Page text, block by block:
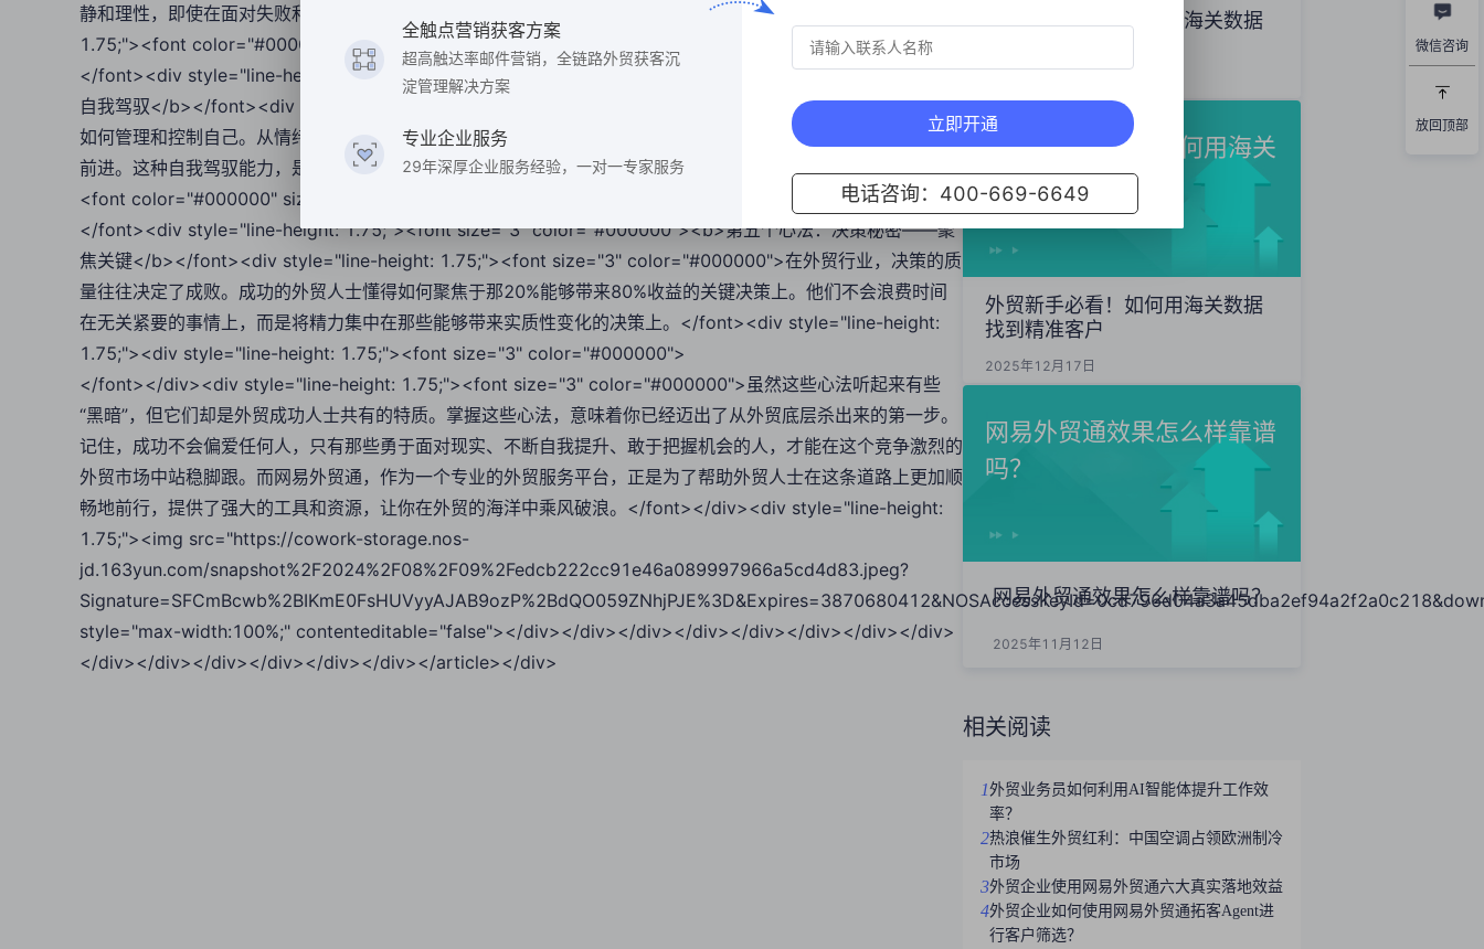
静和理性，即使在面对失败和挫折时也能迅速调整状态，继续前进。</font></div><div style="line-height:
1.75;"><font color="#000000" size="3">
</font><div style="line-height: 1.75;"><font size="3" color="#000000"><b>第四个心法：管理和控制——
自我驾驭</b></font><div style="line-height: 1.75;"><font size="3" color="#000000">成功的外贸人士懂得
如何管理和控制自己。从情绪的管理到人生的规划，他们能够有效地驾驭自己的行为，确保自己始终朝着既定目标
前进。这种自我驾驭能力，是从底层突围到达顶尖的关键。</font></div><div style="line-height: 1.75;">
<font color="#000000" size="3">
</font><div style="line-height: 1.75;"><font size="3" color="#000000"><b>第五个心法：决策秘密——聚
焦关键</b></font><div style="line-height: 1.75;"><font size="3" color="#000000">在外贸行业，决策的质
量往往决定了成败。成功的外贸人士懂得如何聚焦于那20%能够带来80%收益的关键决策上。他们不会浪费时间
在无关紧要的事情上，而是将精力集中在那些能够带来实质性变化的决策上。</font><div style="line-height:
1.75;"><div style="line-height: 1.75;"><font size="3" color="#000000">
</font></div><div style="line-height: 1.75;"><font size="3" color="#000000">虽然这些心法听起来有些
“黑暗”，但它们却是外贸成功人士共有的特质。掌握这些心法，意味着你已经迈出了从外贸底层杀出来的第一步。
记住，成功不会偏爱任何人，只有那些勇于面对现实、不断自我提升、敢于把握机会的人，才能在这个竞争激烈的
外贸市场中站稳脚跟。而网易外贸通，作为一个专业的外贸服务平台，正是为了帮助外贸人士在这条道路上更加顺
畅地前行，提供了强大的工具和资源，让你在外贸的海洋中乘风破浪。</font></div><div style="line-height:
1.75;"><img src="https://cowork-storage.nos-
jd.163yun.com/snapshot%2F2024%2F08%2F09%2Fedcb222cc91e46a089997966a5cd4d83.jpeg?
style="max-width:100%;" contenteditable="false"></div></div></div></div></div></div></div></div>
</div></div></div></div></div></div></article></div>
外贸获客秘籍：如何用海关数据
外贸新手必看！如何用海关
数据找到精准客户
外贸新手必看！如何用海关数据
找到精准客户
2025年12月17日
网易外贸通效果怎么样靠谱
吗？
网易外贸通效果怎么样靠谱吗？
2025年11月12日
相关阅读
1外贸业务员如何利用AI智能体提升工作效
率？
2热浪催生外贸红利：中国空调占领欧洲制冷
市场
3外贸企业使用网易外贸通六大真实落地效益
4外贸企业如何使用网易外贸通拓客Agent进
行客户筛选？
全触点营销获客方案
超高触达率邮件营销，全链路外贸获客沉
淀管理解决方案
专业企业服务
29年深厚企业服务经验，一对一专家服务
立即开通
电话咨询：400-669-6649
微信咨询
放回顶部